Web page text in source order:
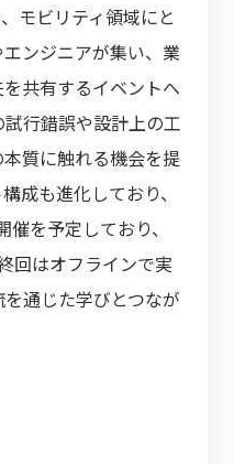
モビリティ領域にと
ンジニアが集い、業
共有するイベントへ
行錯誤や設計上の工
質に触れる機会を提
成も進化しており、
を予定しており、
回はオフラインで実
通じた学びとつなが